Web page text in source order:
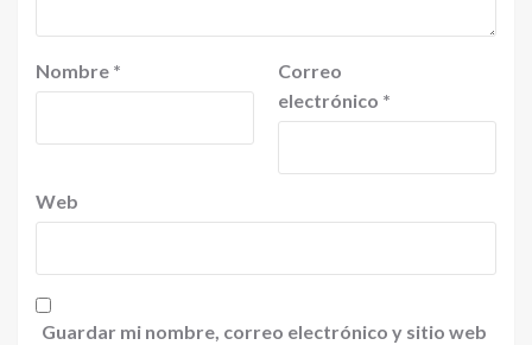
Nombre *
Correo
electrónico *
Web
Guardar mi nombre, correo electrónico y sitio web